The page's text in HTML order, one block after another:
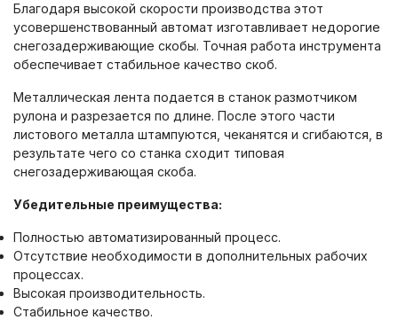
Благодаря высокой скорости производства этот
усовершенствованный автомат изготавливает недорогие
снегозадерживающие скобы. Точная работа инструмента
обеспечивает стабильное качество скоб.
Металлическая лента подается в станок размотчиком
рулона и разрезается по длине. После этого части
листового металла штампуются, чеканятся и сгибаются, в
результате чего со станка сходит типовая
снегозадерживающая скоба.
Убедительные преимущества:
Полностью автоматизированный процесс.
Отсутствие необходимости в дополнительных рабочих
процессах.
Высокая производительность.
Стабильное качество.